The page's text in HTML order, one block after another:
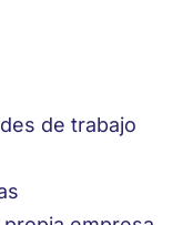
de trabajo